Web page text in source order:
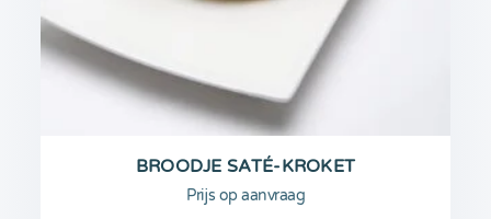
BROODJE SATÉ-KROKET
Prijs op aanvraag